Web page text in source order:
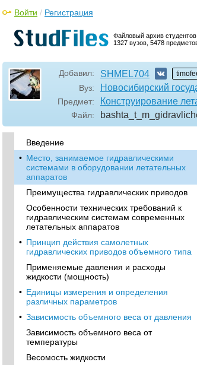
Файловый архив студентов.
1327 вузов, 5478
Войти / Регистрация
Добавил: SHMEL704
Вуз: Новосибирский
Предмет: Конструирование
Файл:
• Предисловие
Введение
• Место, занимаемое гидравлическими
системами в оборудовании летательных
аппаратов
Преимущества гидравлических приводов
Особенности технических требований к
гидравлическим системам современных
летательных аппаратов
• Принцип действия самолетных
гидравлических приводов объемного типа
Применяемые давления и расходы
жидкости (мощность)
• Единицы измерения и определения
различных параметров
• Зависимость объемного веса от давления
Зависимость объемного веса от
температуры
Весомость жидкости